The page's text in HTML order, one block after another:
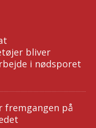
bliver
i nødsporet
på